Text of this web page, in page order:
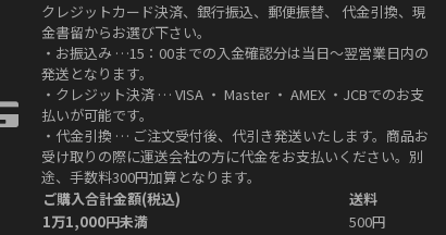
クレジットカード決済、銀行振込、郵便振替、 代金引換、現
金書留からお選び下さい。
・お振込み …15：00までの入金確認分は当日～翌営業日内の
発送となります。
・クレジット決済 … VISA ・ Master ・ AMEX ・JCBでのお支
払いが可能です。
・代金引換 … ご注文受付後、代引き発送いたします。商品お
受け取りの際に運送会社の方に代金をお支払いください。別
途、手数料300円加算となります。
ご購入合計金額(税込)
送料
1万1,000円未満
500円